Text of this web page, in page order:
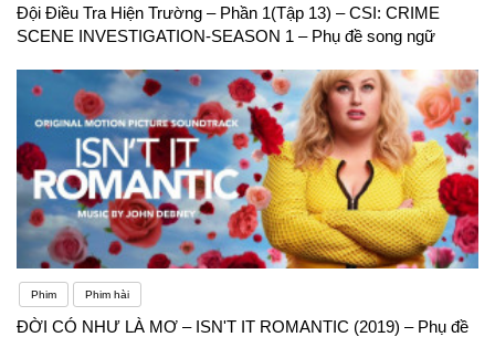
Đội Điều Tra Hiện Trường – Phần 1(Tập 13) – CSI: CRIME
SCENE INVESTIGATION-SEASON 1 – Phụ đề song ngữ
Phim Phim hài
ĐỜI CÓ NHƯ LÀ MƠ – ISN'T IT ROMANTIC (2019) – Phụ đề